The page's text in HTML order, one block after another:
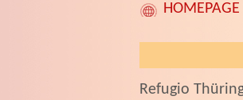
HOMEPAGE
Refugio